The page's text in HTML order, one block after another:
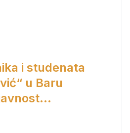
i studenata
u Baru